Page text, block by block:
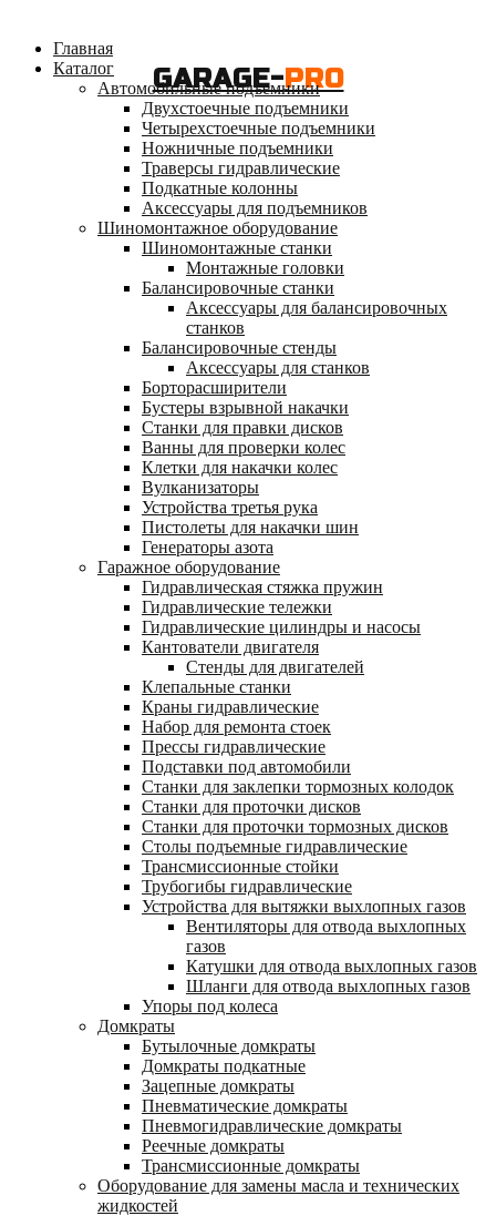
GARAGE-PRO
Главная
Каталог
Автомобильные подъемники
Двухстоечные подъемники
Четырехстоечные подъемники
Ножничные подъемники
Траверсы гидравлические
Подкатные колонны
Аксессуары для подъемников
Шиномонтажное оборудование
Шиномонтажные станки
Монтажные головки
Балансировочные станки
Аксессуары для балансировочных
станков
Балансировочные стенды
Аксессуары для станков
Борторасширители
Бустеры взрывной накачки
Станки для правки дисков
Ванны для проверки колес
Клетки для накачки колес
Вулканизаторы
Устройства третья рука
Пистолеты для накачки шин
Генераторы азота
Гаражное оборудование
Гидравлическая стяжка пружин
Гидравлические тележки
Гидравлические цилиндры и насосы
Кантователи двигателя
Стенды для двигателей
Клепальные станки
Краны гидравлические
Набор для ремонта стоек
Прессы гидравлические
Подставки под автомобили
Станки для заклепки тормозных колодок
Станки для проточки дисков
Станки для проточки тормозных дисков
Столы подъемные гидравлические
Трансмиссионные стойки
Трубогибы гидравлические
Устройства для вытяжки выхлопных газов
Вентиляторы для отвода выхлопных
газов
Катушки для отвода выхлопных газов
Шланги для отвода выхлопных газов
Упоры под колеса
Домкраты
Бутылочные домкраты
Домкраты подкатные
Зацепные домкраты
Пневматические домкраты
Пневмогидравлические домкраты
Реечные домкраты
Трансмиссионные домкраты
Оборудование для замены масла и технических
жидкостей